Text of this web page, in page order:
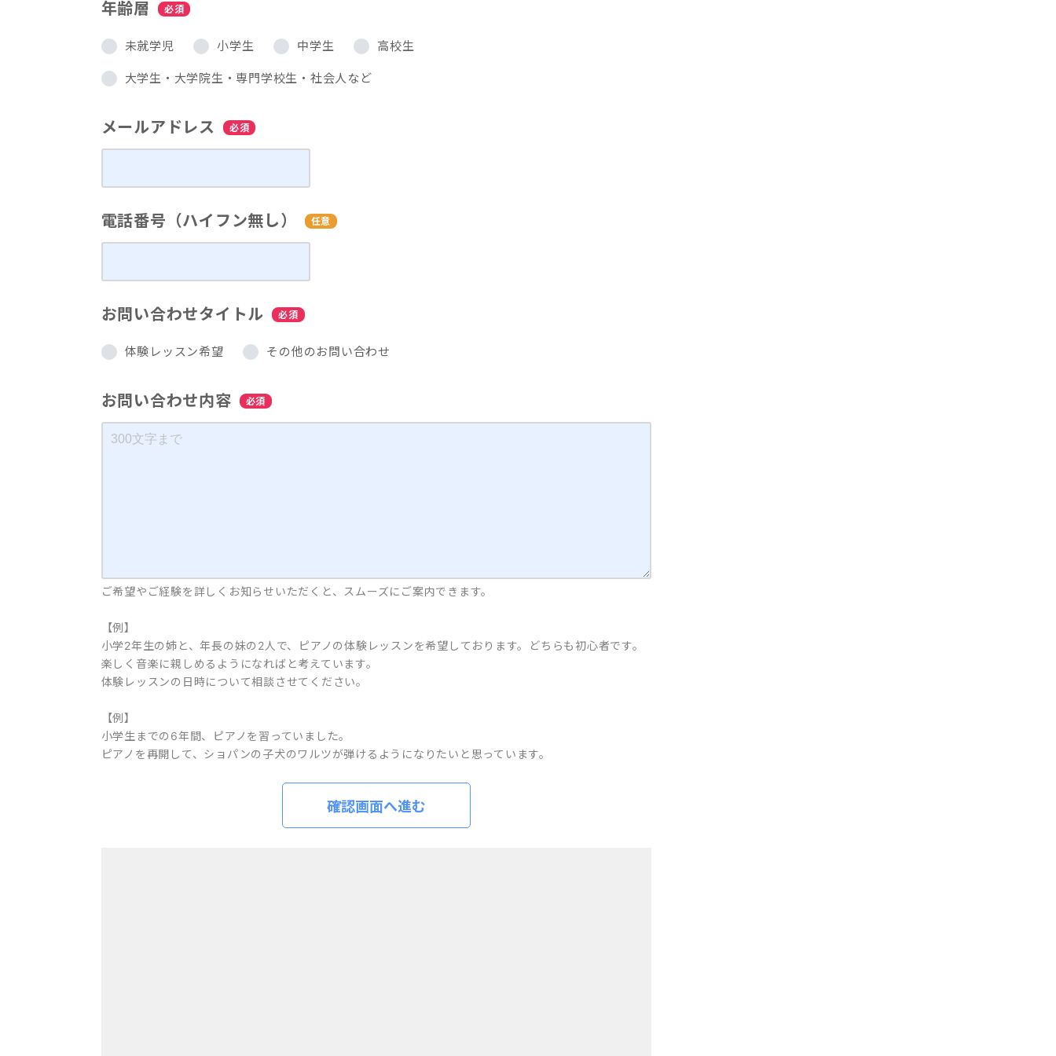
年齢層 必須
未就学児 小学生 中学生 高校生
大学生・大学院生・専門学校生・社会人など
メールアドレス 必須
電話番号（ハイフン無し） 任意
お問い合わせタイトル 必須
体験レッスン希望 その他のお問い合わせ
お問い合わせ内容 必須
ご希望やご経験を詳しくお知らせいただくと、スムーズにご案内できます。
【例】
小学2年生の姉と、年長の妹の2人で、ピアノの体験レッスンを希望しております。どちらも初心者です。
楽しく音楽に親しめるようになればと考えています。
体験レッスンの日時について相談させてください。
【例】
小学生までの6年間、ピアノを習っていました。
ピアノを再開して、ショパンの子犬のワルツが弾けるようになりたいと思っています。
確認画面へ進む